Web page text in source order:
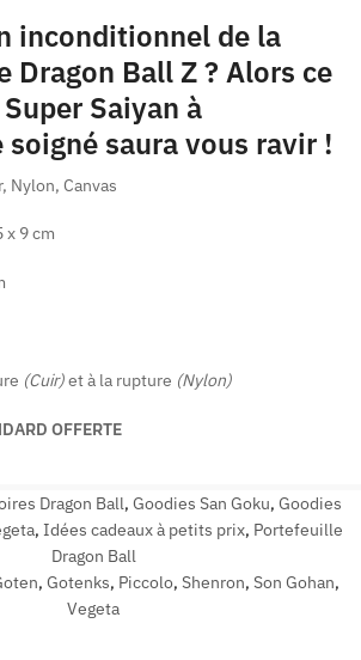
inconditionnel de la
Dragon Ball Z ? Alors ce
Saiyan à
soigné saura vous ravir !
Nylon, Canvas
x 9 cm
(Cuir)et à la rupture (Nylon)
OFFERTE
Dragon Ball, Goodies San Goku, Goodies
, Idées cadeaux à petits prix, Portefeuille
Dragon Ball
, Gotenks, Piccolo, Shenron, Son Gohan,
Vegeta